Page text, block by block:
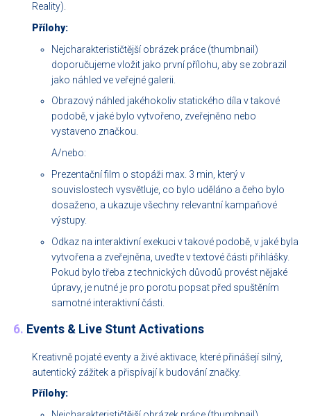
Reality).
Přílohy:
Nejcharakterističtější obrázek práce (thumbnail)
doporučujeme vložit jako první přílohu, aby se zobrazil
jako náhled ve veřejné galerii.
Obrazový náhled jakéhokoliv statického díla v takové
podobě, v jaké bylo vytvořeno, zveřejněno nebo
vystaveno značkou.
A/nebo:
Prezentační film o stopáži max. 3 min, který v
souvislostech vysvětluje, co bylo uděláno a čeho bylo
dosaženo, a ukazuje všechny relevantní kampaňové
výstupy.
Odkaz na interaktivní exekuci v takové podobě, v jaké byla
vytvořena a zveřejněna, uveďte v textové části přihlášky.
Pokud bylo třeba z technických důvodů provést nějaké
úpravy, je nutné je pro porotu popsat před spuštěním
samotné interaktivní části.
6. Events & Live Stunt Activations
Kreativně pojaté eventy a živé aktivace, které přinášejí silný,
autentický zážitek a přispívají k budování značky.
Přílohy: